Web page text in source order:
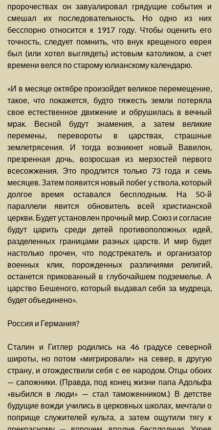
пророчествах он завуалировал грядущие события и
смешал их последовательность. Но одно из них
бесспорно относится к 1917 году. Чтобы оценить его
точность, следует помнить, что внук крещеного еврея
был (или хотел выглядеть) истовым католиком, а счет
времени велся по старому юлианскому календарю.
«И в месяце октябре произойдет великое перемещение,
такое, что покажется, будто тяжесть земли потеряла
свое естественное движение и обрушилась в вечный
мрак. Весной будут знамения, а затем великие
перемены, перевороты в царствах, страшные
землетрясения. И тогда возникнет новый Вавилон,
презренная дочь, возросшая из мерзостей первого
всесожжения. Это продлится только 73 года и семь
месяцев. Затем появится новый побег у ствола, который
долгое время оставался бесплодным. На 50-й
параллели явится обновитель всей христианской
церкви. Будет установлен прочный мир. Союз и согласие
будут царить среди детей противоположных идей,
разделенных границами разных царств. И мир будет
настолько прочен, что подстрекатель и организатор
военных клик, порожденных различиями религий,
останется прикованный в глубочайшем подземелье. А
царство Бешеного, который выдавал себя за мудреца,
будет объединено».
Россия и Германия?
Сталин и Гитлер родились на 46 градусе северной
широты, но потом «мигрировали» на север, в другую
страну, и отождествили себя с ее народом. Отцы обоих
— сапожники. (Правда, под конец жизни папа Адольфа
«выбился в люди» — стал таможенником.) В детстве
будущие вожди учились в церковных школах, мечтали о
поприще служителей культа, а затем ощутили тягу к